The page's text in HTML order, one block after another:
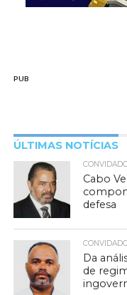
PUB
ÚLTIMAS NOTÍCIAS
Cabo
defesa
Da
de